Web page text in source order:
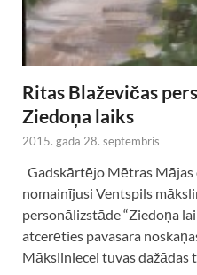
Ritas Blaževičas
Ziedoņa laiks
2015. gada 28. septembris
Gadskārtējo Mētras Mājas
nomainījusi Ventspils
personālizstāde “Ziedoņa
atcerēties pavasara
Māksliniecei tuvas dažādas